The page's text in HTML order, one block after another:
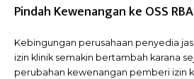
Pindah Kewenangan ke OSS RBA
Kebingungan perusahaan penyedia
izin klinik semakin bertambah karana
perubahan kewenangan pemberi izin